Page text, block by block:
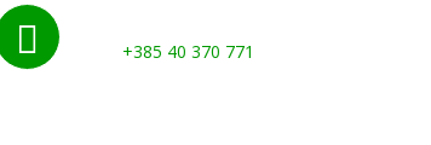
 +385 40 370 771